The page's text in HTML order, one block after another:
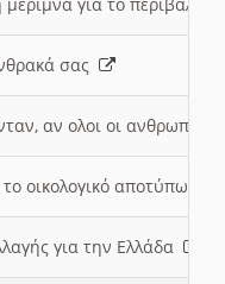
σας
αν ολοι οι ανθρωποι
οικολογικό αποτύπωμα
για την Ελλάδα